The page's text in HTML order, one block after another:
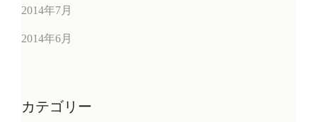
2014年7月
2014年6月
カテゴリー